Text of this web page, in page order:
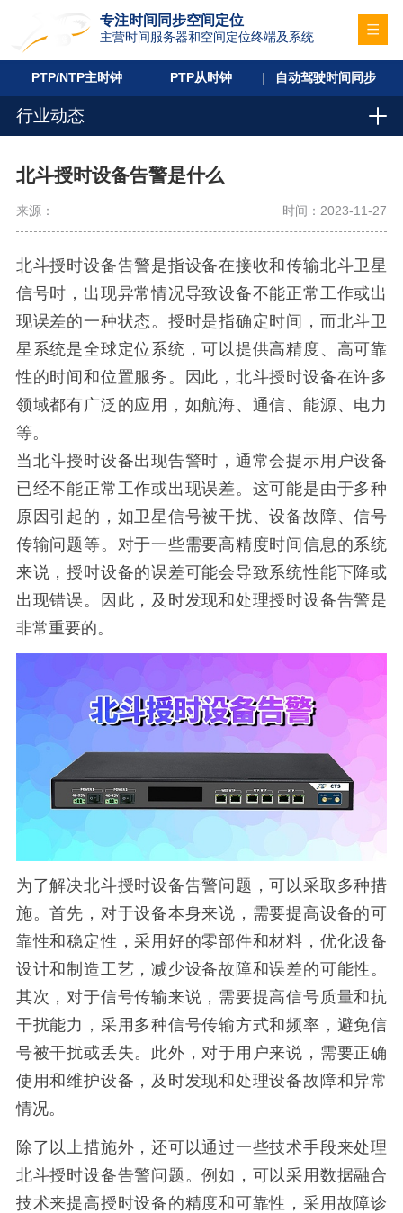
专注时间同步空间定位
主营时间服务器和空间定位终端及系统
PTP/NTP主时钟 PTP从时钟 自动驾驶时间同步
行业动态
北斗授时设备告警是什么
来源： 时间：2023-11-27
北斗授时设备告警是指设备在接收和传输北斗卫星
信号时，出现异常情况导致设备不能正常工作或出
现误差的一种状态。授时是指确定时间，而北斗卫
星系统是全球定位系统，可以提供高精度、高可靠
性的时间和位置服务。因此，北斗授时设备在许多
领域都有广泛的应用，如航海、通信、能源、电力
等。
当北斗授时设备出现告警时，通常会提示用户设备
已经不能正常工作或出现误差。这可能是由于多种
原因引起的，如卫星信号被干扰、设备故障、信号
传输问题等。对于一些需要高精度时间信息的系统
来说，授时设备的误差可能会导致系统性能下降或
出现错误。因此，及时发现和处理授时设备告警是
非常重要的。
为了解决北斗授时设备告警问题，可以采取多种措
施。首先，对于设备本身来说，需要提高设备的可
靠性和稳定性，采用好的零部件和材料，优化设备
设计和制造工艺，减少设备故障和误差的可能性。
其次，对于信号传输来说，需要提高信号质量和抗
干扰能力，采用多种信号传输方式和频率，避免信
号被干扰或丢失。此外，对于用户来说，需要正确
使用和维护设备，及时发现和处理设备故障和异常
情况。
除了以上措施外，还可以通过一些技术手段来处理
北斗授时设备告警问题。例如，可以采用数据融合
技术来提高授时设备的精度和可靠性，采用故障诊